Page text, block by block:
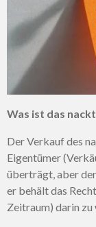
Was ist das
Der Verkauf des
Eigentümer
überträgt, aber
er behält das
Zeitraum) darin zu